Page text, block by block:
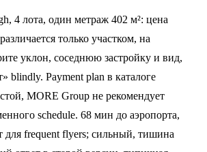
4 лота, один метраж 402 м²: цена
только участком, на
уклон, соседнюю застройку и вид,
blindly. Payment plan в каталоге
MORE Group не рекомендует
schedule. 68 мин до аэропорта,
для frequent flyers; сильный, тишина